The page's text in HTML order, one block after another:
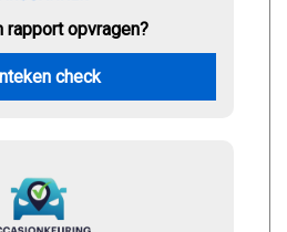
rapport opvragen?
check